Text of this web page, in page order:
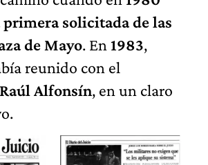
solicitada de las
de Mayo. En 1983,
reunido con el
Raúl Alfonsín, en un claro